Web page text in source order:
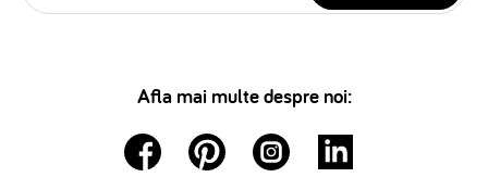
Afla mai multe despre noi: